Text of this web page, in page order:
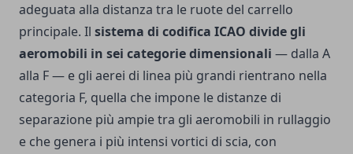
adeguata alla distanza tra le ruote del carrello
principale. Il sistema di codifica ICAO divide gli
aeromobili in sei categorie dimensionali — dalla A
alla F — e gli aerei di linea più grandi rientrano nella
categoria F, quella che impone le distanze di
separazione più ampie tra gli aeromobili in rullaggio
e che genera i più intensi vortici di scia, con